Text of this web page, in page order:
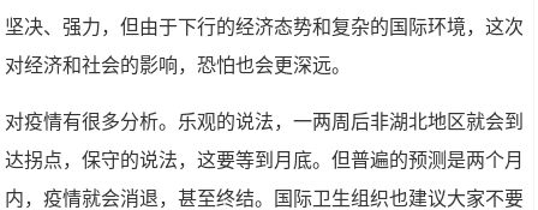
坚决、强力，但由于下行的经济态势和复杂的国际环境，这次
对经济和社会的影响，恐怕也会更深远。
对疫情有很多分析。乐观的说法，一两周后非湖北地区就会到
达拐点，保守的说法，这要等到月底。但普遍的预测是两个月
内，疫情就会消退，甚至终结。国际卫生组织也建议大家不要